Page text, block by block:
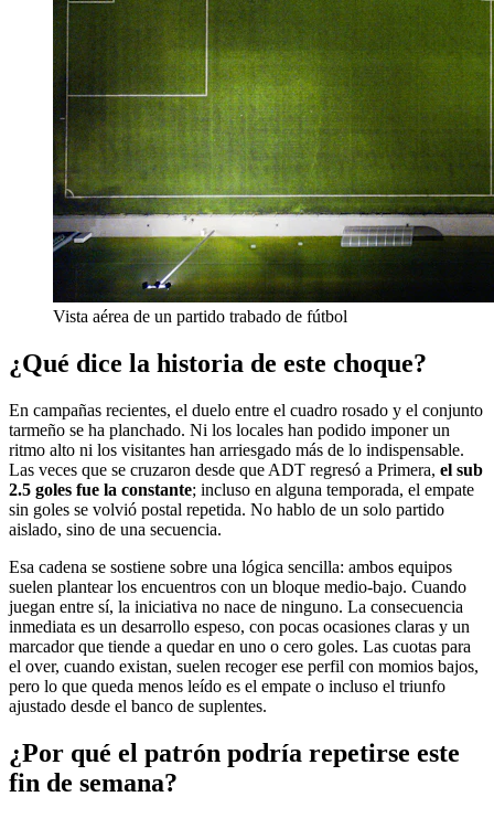
Vista aérea de un partido trabado de fútbol
¿Qué dice la historia de este choque?
En campañas recientes, el duelo entre el cuadro rosado y el conjunto
tarmeño se ha planchado. Ni los locales han podido imponer un
ritmo alto ni los visitantes han arriesgado más de lo indispensable.
Las veces que se cruzaron desde que ADT regresó a Primera, el sub
2.5 goles fue la constante; incluso en alguna temporada, el empate
sin goles se volvió postal repetida. No hablo de un solo partido
aislado, sino de una secuencia.
Esa cadena se sostiene sobre una lógica sencilla: ambos equipos
suelen plantear los encuentros con un bloque medio-bajo. Cuando
juegan entre sí, la iniciativa no nace de ninguno. La consecuencia
inmediata es un desarrollo espeso, con pocas ocasiones claras y un
marcador que tiende a quedar en uno o cero goles. Las cuotas para
el over, cuando existan, suelen recoger ese perfil con momios bajos,
pero lo que queda menos leído es el empate o incluso el triunfo
ajustado desde el banco de suplentes.
¿Por qué el patrón podría repetirse este
fin de semana?